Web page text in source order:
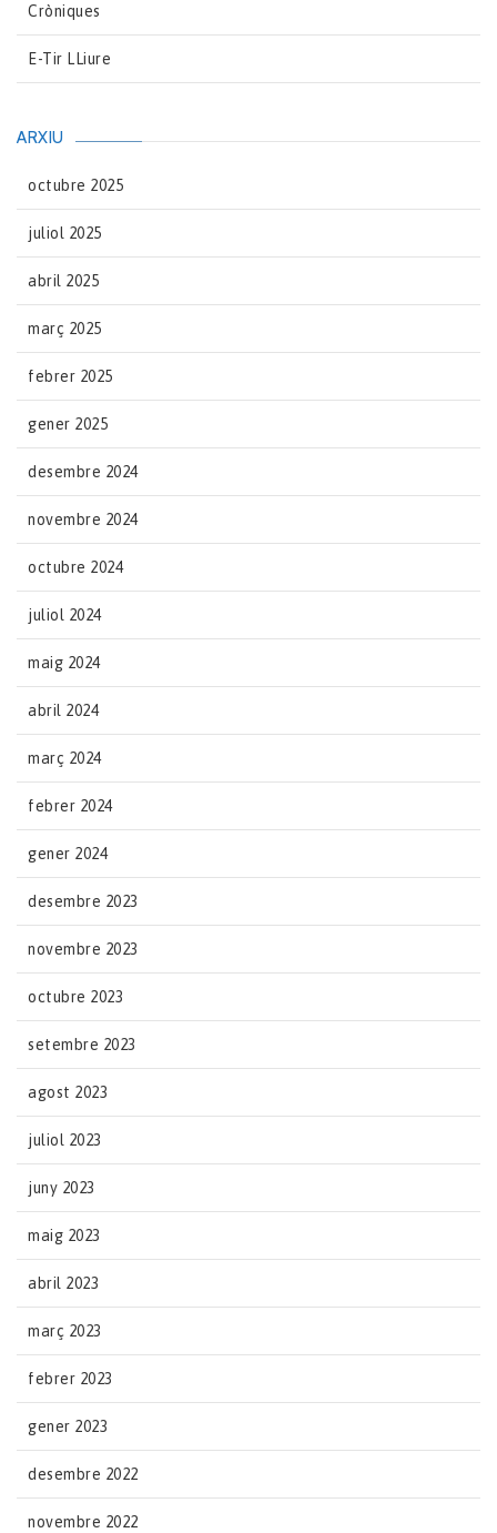
Cròniques
E-Tir LLiure
ARXIU
octubre 2025
juliol 2025
abril 2025
març 2025
febrer 2025
gener 2025
desembre 2024
novembre 2024
octubre 2024
juliol 2024
maig 2024
abril 2024
març 2024
febrer 2024
gener 2024
desembre 2023
novembre 2023
octubre 2023
setembre 2023
agost 2023
juliol 2023
juny 2023
maig 2023
abril 2023
març 2023
febrer 2023
gener 2023
desembre 2022
novembre 2022